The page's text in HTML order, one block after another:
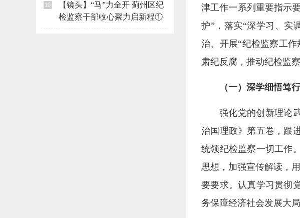
10
【镜头】“马”力全开 蓟州区纪
检监察干部收心聚力启新程①
津工作一系列重要指示
护”，落实“深学习、实
治、开展“纪检监察工
肃纪反腐，推动纪检监
（一）深学细悟笃
强化党的创新理论
治国理政》第五卷，跟
统领纪检监察一切工作
思想，加强宣传解读，
要要求。认真学习贯彻
务保障经济社会发展大